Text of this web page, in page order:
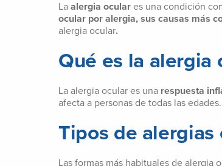
La alergia ocular es una condición
ocular por alergia, sus causas más
alergia ocular.
Qué es la alergia
La alergia ocular es una respuesta
afecta a personas de todas las edades.
Tipos de alergias
Las formas más habituales de alergia